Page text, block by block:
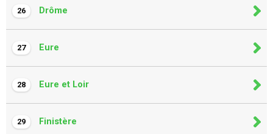
26 Drôme
27 Eure
28 Eure et Loir
29 Finistère